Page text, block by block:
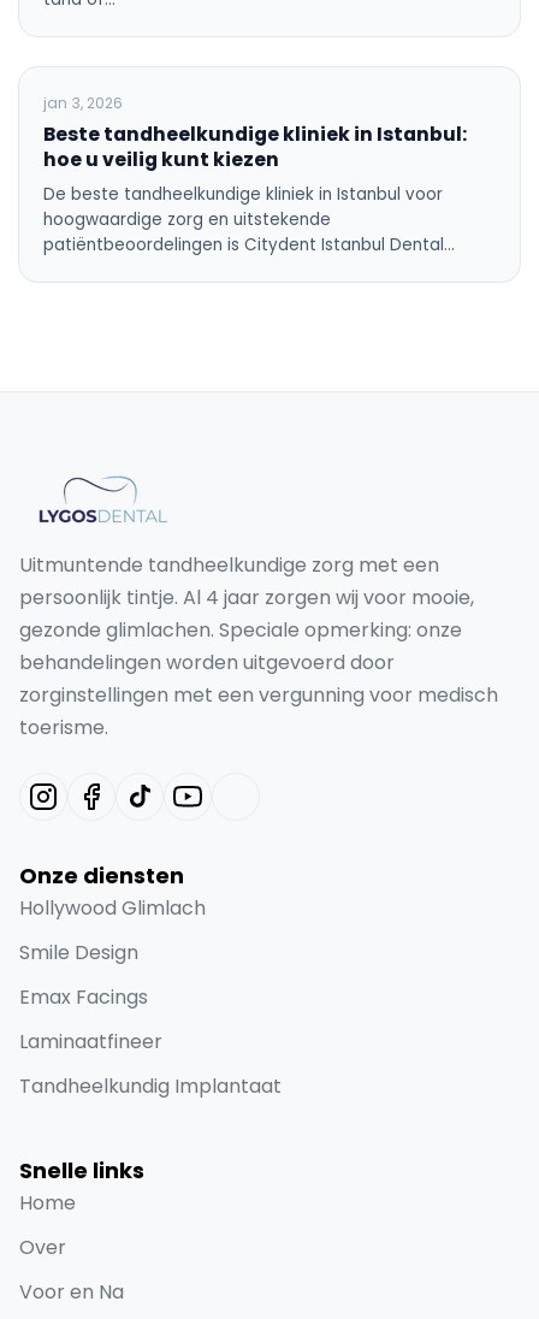
je het? | LYGOS DENTAL
materiaal dat wordt gebruikt om beugels te bedekken
en irritatie…
ALGEMENE TANDHEELKUNDE
jan 11, 2025
DENTAL
ALGEMENE TANDHEELKUNDE
jan 3, 2026
Beste tandheelkundige kliniek in Istanbul:
De beste tandheelkundige kliniek in Istanbul voor
hoogwaardige zorg en uitstekende
patiëntbeoordelingen is Citydent Istanbul Dental…
Uitmuntende tandheelkundige zorg met een
persoonlijk tintje. Al 4 jaar zorgen wij voor mooie,
gezonde glimlachen. Speciale opmerking: onze
behandelingen worden uitgevoerd door
Onze diensten
Hollywood Glimlach